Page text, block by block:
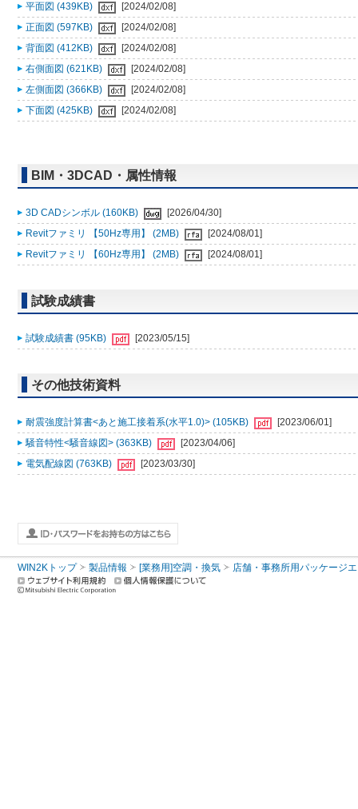
平面図 (439KB)
[2024/02/08]
正面図 (597KB)
[2024/02/08]
背面図 (412KB)
[2024/02/08]
右側面図 (621KB)
[2024/02/08]
左側面図 (366KB)
[2024/02/08]
下面図 (425KB)
[2024/02/08]
BIM・3DCAD・属性情報
3D CADシンボル (160KB)
[2026/04/30]
Revitファミリ 【50Hz専用】 (2MB)
[2024/08/01]
Revitファミリ 【60Hz専用】 (2MB)
[2024/08/01]
試験成績書
試験成績書 (95KB) [2023/05/15]
その他技術資料
耐震強度計算書<あと施工接着系(水平1.0)> (105KB)
[2023/06/01]
騒音特性<騒音線図> (363KB)
[2023/04/06]
電気配線図 (763KB)
[2023/03/30]
WIN2Kトップ 製品情報 [業務用]空調・換気 店舗・事務所用パッケージ